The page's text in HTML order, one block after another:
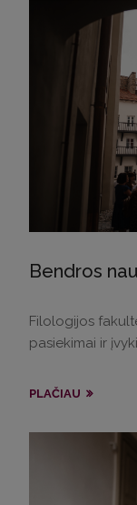
Bendros
Filologijos
pasiekimai ir
PLAČIAU